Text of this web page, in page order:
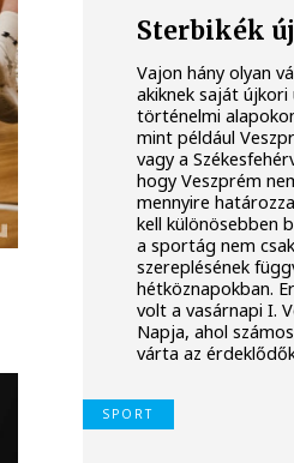
Sterbikék
Vajon hány olyan
akiknek saját újkori
történelmi
mint például
vagy a
hogy Veszprém
mennyire
kell különösebben
a sportág nem
szereplésének
hétköznapokban.
volt a vasárnapi I.
Napja, ahol
várta az
SPORT